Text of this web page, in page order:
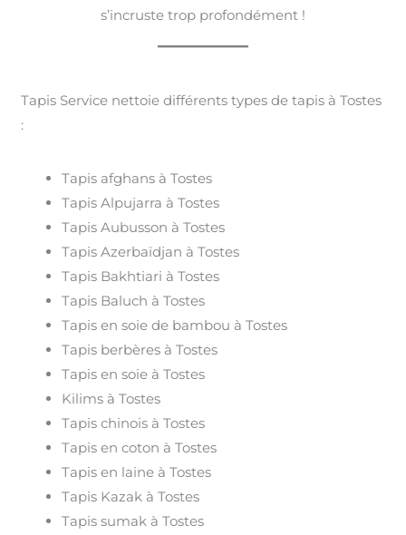
s’incruste trop profondément !
Tapis Service nettoie différents types de tapis à Tostes
:
Tapis afghans à Tostes
Tapis Alpujarra à Tostes
Tapis Aubusson à Tostes
Tapis Azerbaïdjan à Tostes
Tapis Bakhtiari à Tostes
Tapis Baluch à Tostes
Tapis en soie de bambou à Tostes
Tapis berbères à Tostes
Tapis en soie à Tostes
Kilims à Tostes
Tapis chinois à Tostes
Tapis en coton à Tostes
Tapis en laine à Tostes
Tapis Kazak à Tostes
Tapis sumak à Tostes